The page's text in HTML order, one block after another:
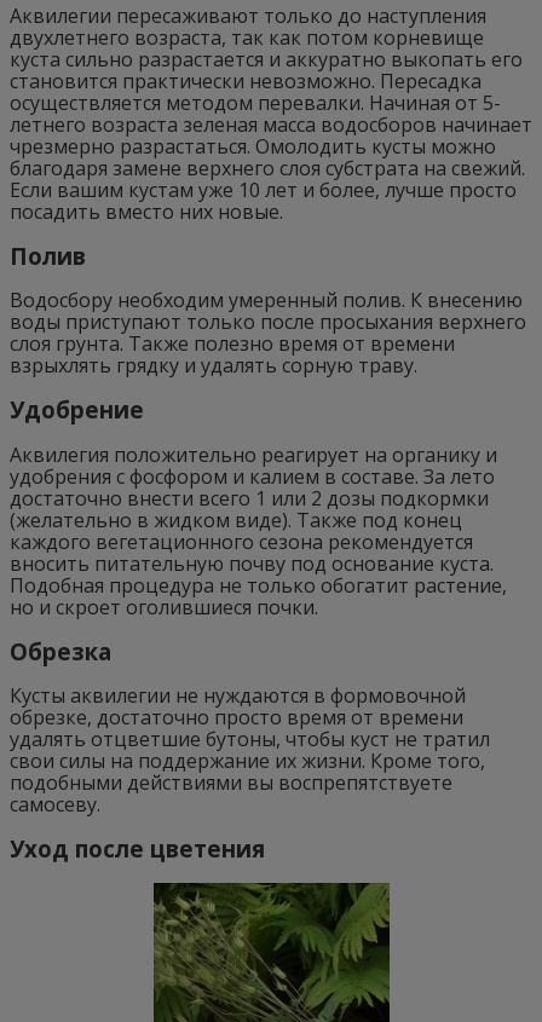
Аквилегии пересаживают только до наступления
двухлетнего возраста, так как потом корневище
куста сильно разрастается и аккуратно выкопать его
становится практически невозможно. Пересадка
осуществляется методом перевалки. Начиная от 5-
летнего возраста зеленая масса водосборов начинает
чрезмерно разрастаться. Омолодить кусты можно
благодаря замене верхнего слоя субстрата на свежий.
Если вашим кустам уже 10 лет и более, лучше просто
посадить вместо них новые.
Полив
Водосбору необходим умеренный полив. К внесению
воды приступают только после просыхания верхнего
слоя грунта. Также полезно время от времени
взрыхлять грядку и удалять сорную траву.
Удобрение
Аквилегия положительно реагирует на органику и
удобрения с фосфором и калием в составе. За лето
достаточно внести всего 1 или 2 дозы подкормки
(желательно в жидком виде). Также под конец
каждого вегетационного сезона рекомендуется
вносить питательную почву под основание куста.
Подобная процедура не только обогатит растение,
но и скроет оголившиеся почки.
Обрезка
Кусты аквилегии не нуждаются в формовочной
обрезке, достаточно просто время от времени
удалять отцветшие бутоны, чтобы куст не тратил
свои силы на поддержание их жизни. Кроме того,
подобными действиями вы воспрепятствуете
самосеву.
Уход после цветения